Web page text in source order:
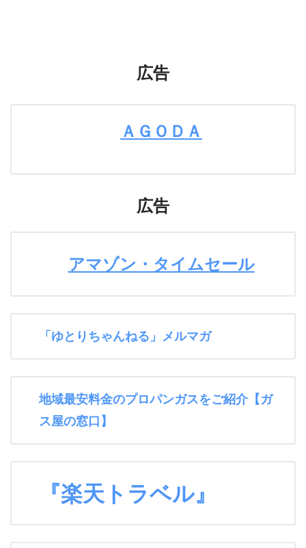
広告
ＡＧＯＤＡ
広告
アマゾン・タイムセール
「ゆとりちゃんねる」メルマガ
地域最安料金のプロパンガスをご紹介【ガ
ス屋の窓口】
『楽天トラベル』